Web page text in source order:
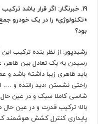
19. خبرنگار: اگر قرار باشد
«تکنولوژی» را در یک خودرو
بود؟
رشیدپور: از نظر بنده ترکیب
رسیدن به یک تعادل بین
باید ظاهری زیبا داشته باشد و
راحتی نشستن ؛دید راننده و ….
شاسی کاملا سبک و در عین حال
بالا؛ ترکیب قدرت و در عین
پایداری کنترل کشش هوشمند که